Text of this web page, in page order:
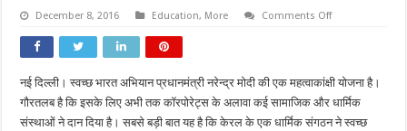
December 8, 2016 Education, More Comments Offon
100
करोड़
का
चंदा
नई दिल्ली। स्वच्छ भारत अभियान प्रधानमंत्री नरेन्द्र मोदी की एक महत्वाकांक्षी योजना है।
गौरतलब है कि इसके लिए अभी तक कॉरपोरेट्स के अलावा कई सामाजिक और धार्मिक
संस्थाओं ने दान दिया है। सबसे बड़ी बात यह है कि केरल के एक धार्मिक संगठन ने स्वच्छ